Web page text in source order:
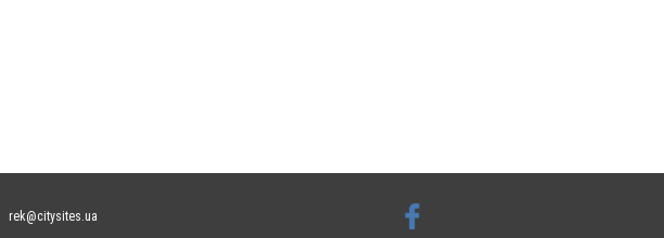
rek@citysites.ua